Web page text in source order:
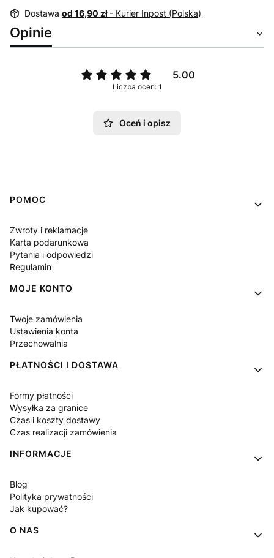
Dostawa od 16,90 zł - Kurier Inpost (Polska)
Opinie
5.00
Liczba ocen: 1
Oceń i opisz
Linki w stopce
POMOC
Zwroty i reklamacje
Karta podarunkowa
Pytania i odpowiedzi
Regulamin
MOJE KONTO
Twoje zamówienia
Ustawienia konta
Przechowalnia
PŁATNOŚCI I DOSTAWA
Formy płatności
Wysyłka za granice
Czas i koszty dostawy
Czas realizacji zamówienia
INFORMACJE
Blog
Polityka prywatności
Jak kupować?
O NAS